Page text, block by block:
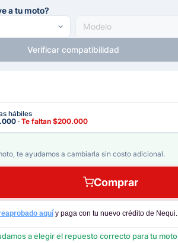
a tu moto?
Verificar compatibilidad
hábiles
· Te faltan $200.000
te ayudamos a cambiarla sin costo adicional.
Comprar
aquí y paga con tu nuevo crédito de Nequi.
a elegir el repuesto correcto para tu moto